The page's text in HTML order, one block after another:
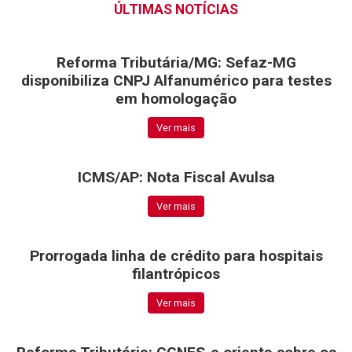
ÚLTIMAS NOTÍCIAS
Ver mais
Reforma Tributária/MG: Sefaz-MG
disponibiliza CNPJ Alfanumérico para testes
em homologação
Ver mais
ICMS/AP: Nota Fiscal Avulsa
Ver mais
Prorrogada linha de crédito para hospitais
filantrópicos
Ver mais